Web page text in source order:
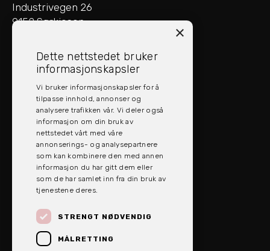
Industrivegen 26
9152 Sørkjosen
Mandag - Fredag: 08:00 - 16:00
SOCIAL MEDIA
×
Dette nettstedet bruker
informasjonskapsler
Vi bruker informasjonskapsler for å
tilpasse innhold, annonser og
analysere trafikken vår. Vi deler også
informasjon om din bruk av
nettstedet vårt med våre
annonserings- og analysepartnere
som kan kombinere den med annen
informasjon du har gitt dem eller
som de har samlet inn fra din bruk av
tjenestene deres.
STRENGT NØDVENDIG
MÅLRETTING